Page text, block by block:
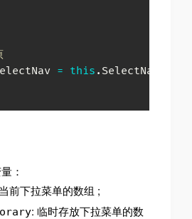
= this .
：
前下拉菜单的数组 ;
: 临时存放下拉菜单的数